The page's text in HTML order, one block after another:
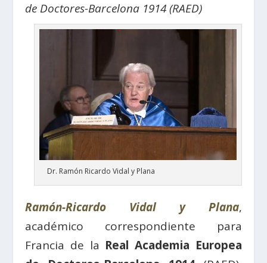
de Doctores-Barcelona 1914 (RAED)
Dr. Ramón Ricardo Vidal y Plana
Ramón-Ricardo Vidal y Plana,
académico correspondiente para
Francia de la Real Academia Europea